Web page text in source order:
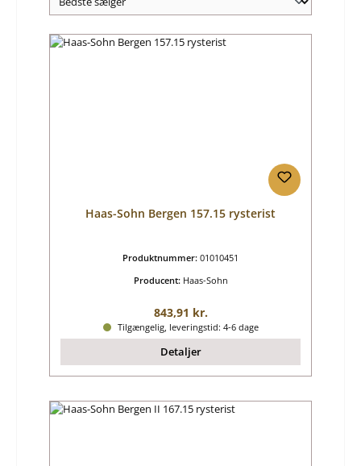
Haas-Sohn Bergen 157.15 rysterist
Produktnummer: 01010451
Producent: Haas-Sohn
Almindelig pris:
843,91 kr.
Tilgængelig, leveringstid: 4-6 dage
Detaljer